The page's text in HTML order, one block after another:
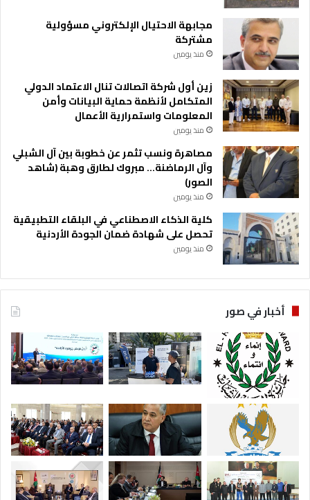
مجابهة الاحتيال الإلكتروني مسؤولية
مشتركة
منذ يومين
زين أول شركة اتصالات تنال الاعتماد الدولي
المتكامل لأنظمة حماية البيانات وأمن
المعلومات واستمرارية الأعمال
منذ يومين
مصاهرة ونسب تثمر عن خطوبة بين آل الشبلي
وآل الرماضنة… مبروك لطارق وهبة (شاهد
الصور)
منذ يومين
كلية الذكاء الاصطناعي في البلقاء التطبيقية
تحصل على شهادة ضمان الجودة الأردنية
منذ يومين
أخبار في صور